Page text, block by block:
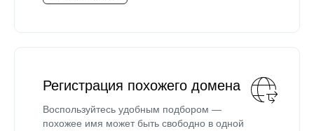
Регистрация похожего домена
Воспользуйтесь удобным подбором —
похожее имя может быть свободно в одной